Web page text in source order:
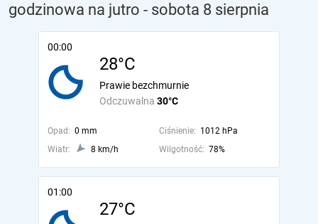
godzinowa na jutro - sobota 8 sierpnia
00:00
28°C
Odczuwalna 30°C
Prawie bezchmurnie
Opad: 0 mm Ciśnienie: 1012 hPa
Wiatr:
8 km/h Wilgotność: 78%
01:00
27°C